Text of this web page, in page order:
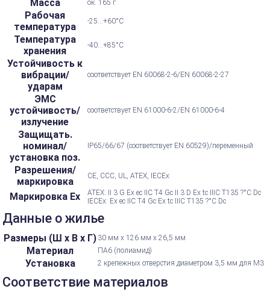
Масса ок. 165 г
Рабочая
температура
-25...+60°С
Температура
хранения
-40...+85°С
Устойчивость к
вибрации/
ударам
соответствует EN 60068-2-6/EN 60068-2-27
ЭМС
устойчивость/
излучение
соответствует EN 61000-6-2/EN 61000-6-4
Защищать.
номинал/
установка поз.
IP65/66/67 (соответствует EN 60529)/переменный
Разрешения/
маркировка
CE, CCC, UL, ATEX, IECEx
Маркировка Ex
ATEX: II 3 G Ex ec IIC T4 Gc II 3 D Ex tc IIIC T135 ?°C Dc
IECEx: Ex ec IIC T4 Gc Ex tc IIIC T135 ?°C Dc
Данные о жилье
Размеры (Ш х В х Г) 30 мм х 126 мм х 26,5 мм
Материал ПА6 (полиамид)
Установка 2 крепежных отверстия диаметром 3,5 мм для M3
Соответствие материалов